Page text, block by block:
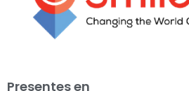
Presentes en